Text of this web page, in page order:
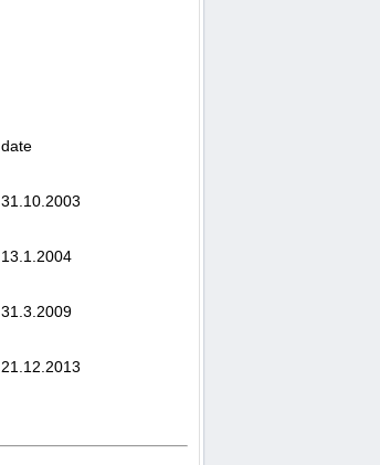
date
31.10.2003
13.1.2004
31.3.2009
21.12.2013